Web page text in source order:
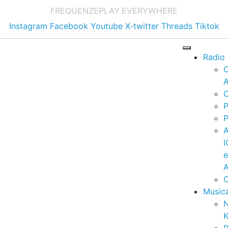
FREQUENZEPLAY EVERYWHERE
Instagram Facebook Youtube X-twitter Threads Tiktok
Radio
e